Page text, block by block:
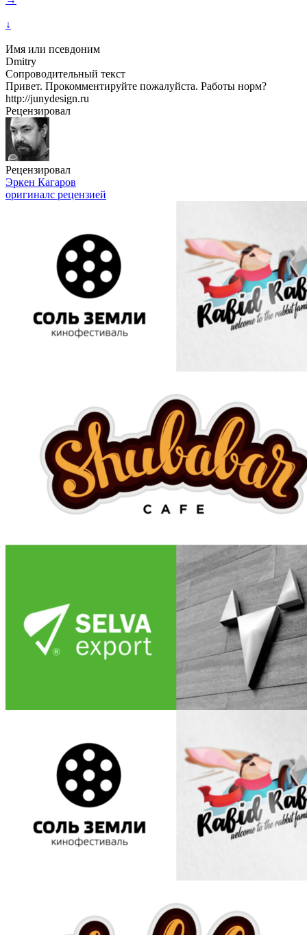
↓
Имя или псевдоним
Dmitry
Сопроводительный текст
Привет. Прокомментируйте пожалуйста. Работы норм?
http://junydesign.ru
Рецензировал
Рецензировал
Эркен Кагаров
оригиналс рецензией